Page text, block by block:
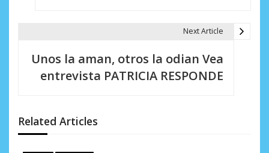
ó
n
Next Article
Unos la aman, otros la odian Vea
entrevista PATRICIA RESPONDE
Related Articles